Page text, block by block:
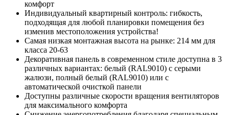
комфорт
Индивидуальный квартирный контроль: гибкость,
подходящая для любой планировки помещения без
изменив местоположения устройства!
Самая низкая монтажная высота на рынке: 214 мм для
класса 20-63
Декоративная панель в современном стиле доступна в 3
различных вариантах: белый (RAL9010) с серыми
жалюзи, полный белый (RAL9010) или с
автоматической очисткой панели
Доступны различные скорости вращения вентиляторов
для максимального комфорта